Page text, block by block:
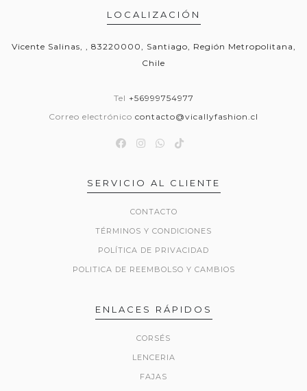
LOCALIZACIÓN
Vicente Salinas, , 83220000, Santiago, Región Metropolitana,
Chile
Tel +56999754977
Correo electrónico contacto@vicallyfashion.cl
SERVICIO AL CLIENTE
CONTACTO
TÉRMINOS Y CONDICIONES
POLÍTICA DE PRIVACIDAD
POLITICA DE REEMBOLSO Y CAMBIOS
ENLACES RÁPIDOS
CORSÉS
LENCERIA
FAJAS